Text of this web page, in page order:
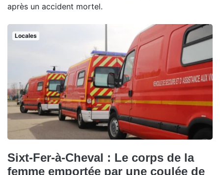
après un accident mortel.
Locales
Sixt-Fer-à-Cheval : Le corps de la
femme emportée par une coulée de